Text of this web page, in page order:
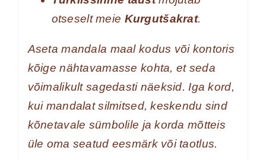
otseselt meie Kurgutšakrat.
Aseta mandala maal kodus või kontoris
kõige nähtavamasse kohta, et seda
võimalikult sagedasti näeksid. Iga kord,
kui mandalat silmitsed, keskendu sind
kõnetavale sümbolile ja korda mõtteis
üle oma seatud eesmärk või taotlus.